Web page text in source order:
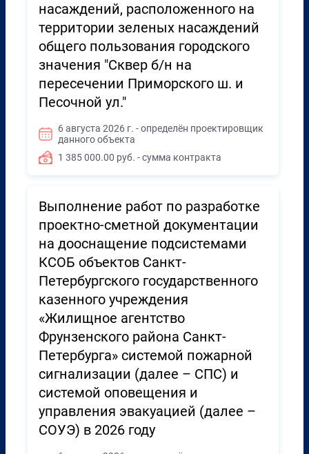
насаждений, расположенного на
территории зеленых насаждений
общего пользования городского
значения "Сквер б/н на
пересечении Приморского ш. и
Песочной ул."
6 августа 2026 г. - определён проектировщик
данного объекта
1 385 000.00 руб. - сумма контракта
Выполнение работ по разработке
проектно-сметной документации
на дооснащение подсистемами
КСОБ объектов Санкт-
Петербургского государственного
казенного учреждения
«Жилищное агентство
Фрунзенского района Санкт-
Петербурга» системой пожарной
сигнализации (далее – СПС) и
системой оповещения и
управления эвакуацией (далее –
СОУЭ) в 2026 году